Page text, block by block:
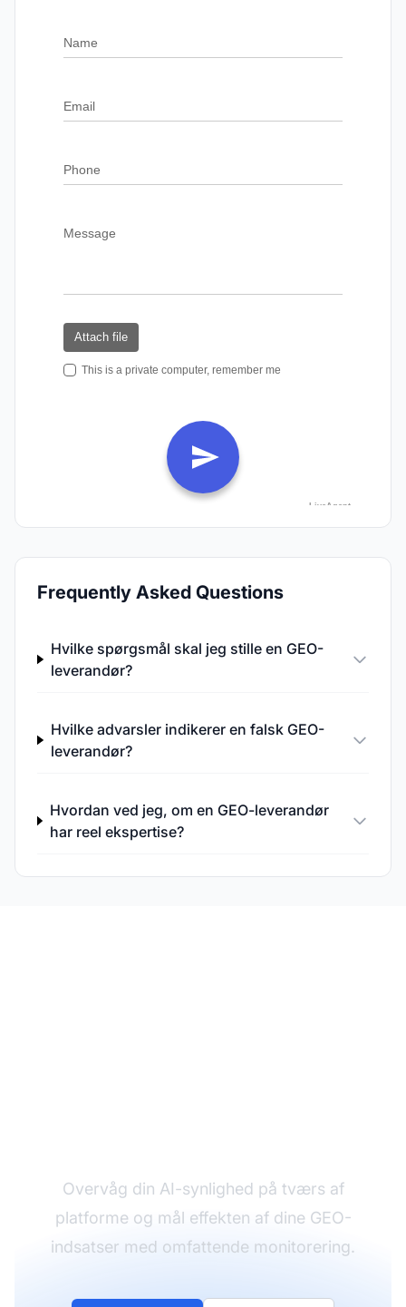
Frequently Asked Questions
Hvilke spørgsmål skal jeg stille en GEO-
leverandør?
Hvilke advarsler indikerer en falsk GEO-
leverandør?
Hvordan ved jeg, om en GEO-leverandør
har reel ekspertise?
Overvåg din AI-synlighed på tværs af
platforme og mål effekten af dine GEO-
indsatser med omfattende monitorering.